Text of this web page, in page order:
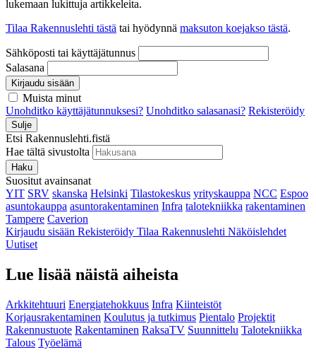
lukemaan lukittuja artikkeleita.
Tilaa Rakennuslehti tästä tai hyödynnä maksuton koejakso tästä.
Sähköposti tai käyttäjätunnus
Salasana
Kirjaudu sisään
Muista minut
Unohditko käyttäjätunnuksesi? Unohditko salasanasi? Rekisteröidy
Sulje
Etsi Rakennuslehti.fistä
Hae tältä sivustolta
Haku
Suositut avainsanat
YIT SRV skanska Helsinki Tilastokeskus yrityskauppa NCC Espoo
asuntokauppa asuntorakentaminen Infra talotekniikka rakentaminen
Tampere Caverion
Kirjaudu sisään Rekisteröidy Tilaa Rakennuslehti Näköislehdet
Uutiset
Lue lisää näistä aiheista
Arkkitehtuuri Energiatehokkuus Infra Kiinteistöt
Korjausrakentaminen Koulutus ja tutkimus Pientalo Projektit
Rakennustuote Rakentaminen RaksaTV Suunnittelu Talotekniikka
Talous Työelämä